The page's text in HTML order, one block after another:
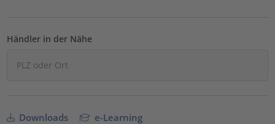
Händler in der Nähe
Downloads e-Learning